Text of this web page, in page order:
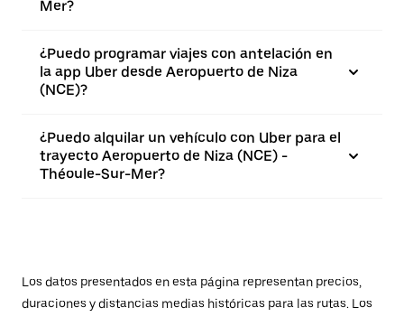
Mer?
¿Puedo programar viajes con antelación en
la app Uber desde Aeropuerto de Niza
(NCE)?
¿Puedo alquilar un vehículo con Uber para el
trayecto Aeropuerto de Niza (NCE) -
Théoule-Sur-Mer?
Los datos presentados en esta página representan precios,
duraciones y distancias medias históricas para las rutas. Los